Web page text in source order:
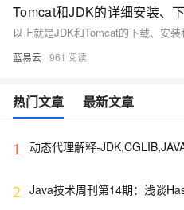
Tomcat和JDK的详细安装、
蓝易云 961
热门文章 最新文章
1 动态代理解释-
2 Java技术周刊第14期：浅谈